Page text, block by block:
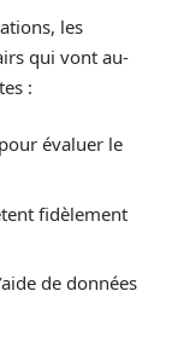
les
qui vont au-
:
évaluer le
fidèlement
de données